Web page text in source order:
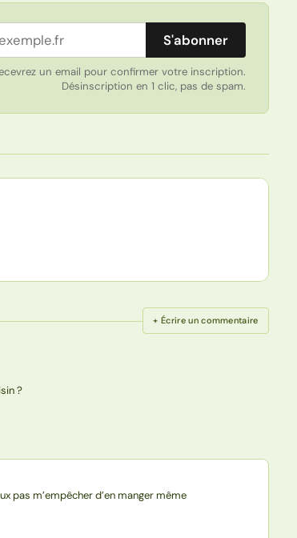
S'abonner
un email pour confirmer votre inscription.
Désinscription en 1 clic, pas de spam.
+ Écrire un commentaire
?
pas m’empêcher d’en manger même